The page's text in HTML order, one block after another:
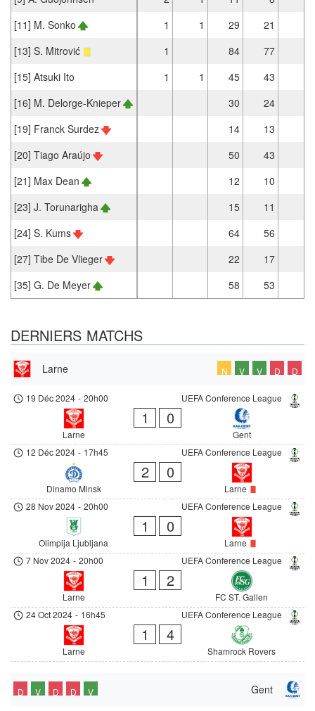
[11] M. Sonko
1 1 29 21
[13] S. Mitrović
1 84 77
[15] Atsuki Ito
1 1 45
43
[16] M. Delorge-Knieper
30
24
[19] Franck Surdez
14
13
[20] Tiago Araújo
50 43
[21] Max Dean
12
10
[23] J. Torunarigha
15
11
[24] S. Kums
64 56
[27] Tibe De Vlieger
22
17
[35] G. De Meyer
58 53
DERNIERS MATCHS
Larne N V V D D
UEFA Conference League
19 Déc 2024 - 20h00
Larne
1 0
Gent
UEFA Conference League
12 Déc 2024 - 17h45
Dinamo Minsk
2 0
Larne
UEFA Conference League
28 Nov 2024 - 20h00
Olimpija Ljubljana
1 0
Larne
UEFA Conference League
7 Nov 2024 - 20h00
Larne
1 2
FC ST. Gallen
UEFA Conference League
24 Oct 2024 - 16h45
Larne
1 4
Shamrock Rovers
Gent
D V D D V